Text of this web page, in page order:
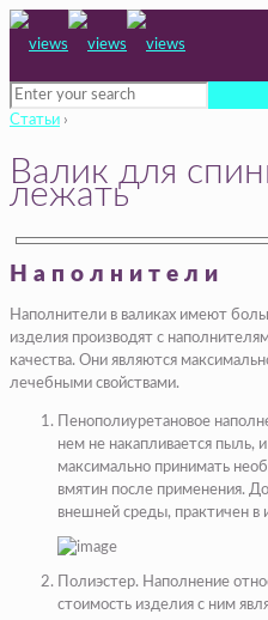
Статьи ›
Валик для
лежать
Наполнители
Наполнители в валиках имеют
изделия производят с
качества. Они являются
лечебными свойствами.
Пенополиуретановое
нем не накапливается пыль,
максимально принимать
вмятин после применения.
внешней среды, практичен в
Полиэстер. Наполнение
стоимость изделия с ним